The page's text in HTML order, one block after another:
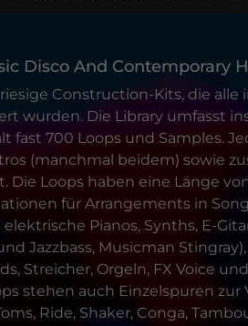
Disco And Contemporary
Construction-Kits, die alle
wurden. Die Library umfasst
fast 700 Loops und Samples.
(manchmal beidem) sowie
Die Loops haben eine Länge
für Arrangements in
Pianos, Synths, E-
Jazzbass, Musicman
Streicher, Orgeln, FX Voice
stehen auch Einzelspuren zur
Ride, Shaker, Conga,